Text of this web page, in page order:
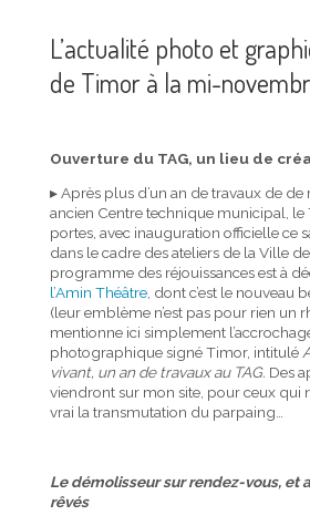
L’actualité photo et
de Timor à la mi-
Ouverture du TAG, un lieu de
▸ Après plus d’un an de travaux de de
ancien Centre technique municipal, le
portes, avec inauguration officielle ce
dans le cadre des ateliers de la Ville
programme des réjouissances est à
l’Amin Théâtre, dont c’est le nouveau
(leur emblème n’est pas pour rien un
mentionne ici simplement
photographique signé Timor, intitulé
vivant, un an de travaux au TAG. Des
viendront sur mon site, pour ceux qui
vrai la transmutation du parpaing…
Le démolisseur sur rendez-vous, et
rêvés